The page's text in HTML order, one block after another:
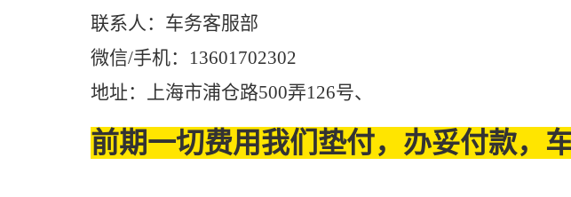
联系人：车务客服部
微信/手机：13601702302
地址：上海市浦仓路500弄126号、
前期一切费用我们垫付，办妥付款，